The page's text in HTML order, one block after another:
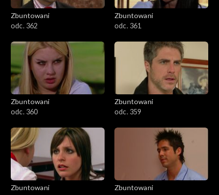
Zbuntowani
odc. 362
Zbuntowani
odc. 361
Zbuntowani
odc. 360
Zbuntowani
odc. 359
Zbuntowani
Zbuntowani